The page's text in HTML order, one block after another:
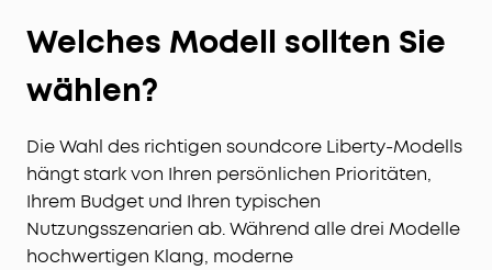
Welches Modell sollten Sie
wählen?
Die Wahl des richtigen soundcore Liberty-Modells
hängt stark von Ihren persönlichen Prioritäten,
Ihrem Budget und Ihren typischen
Nutzungsszenarien ab. Während alle drei Modelle
hochwertigen Klang, moderne